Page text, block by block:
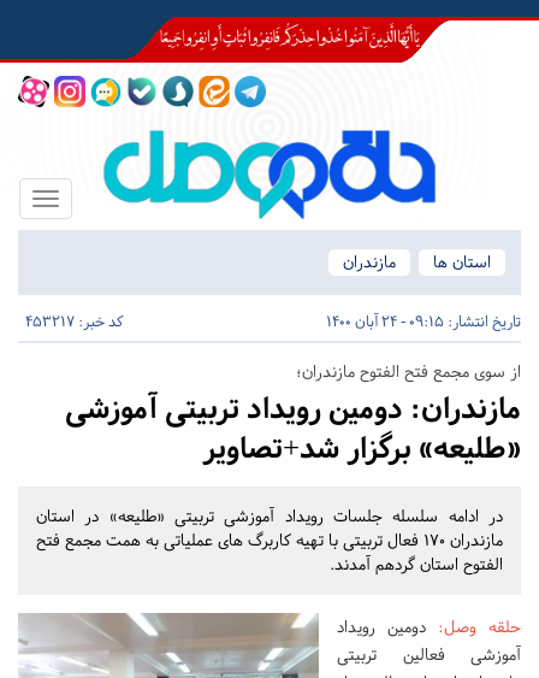
Toggle
استان ها
مازندران
تاریخ انتشار: 09:15 - 24 آبان 1400 کد خبر: 453217
از سوی مجمع فتح الفتوح مازندران؛
مازندران: دومین رویداد تربیتی آموزشی
«طلیعه» برگزار شد+تصاویر
در ادامه سلسله جلسات رویداد آموزشی تربیتی «طلیعه» در استان
مازندران 170 فعال تربیتی با تهیه کاربرگ های عملیاتی به همت مجمع فتح
الفتوح استان گردهم آمدند.
حلقه وصل: دومین رویداد
آموزشی فعالین تربیتی